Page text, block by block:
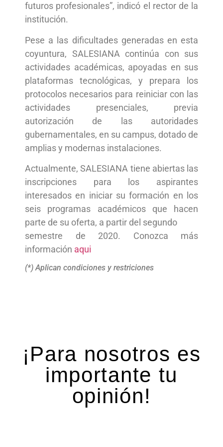
futuros profesionales”, indicó el rector de la
institución.
Pese a las dificultades generadas en esta
coyuntura, SALESIANA continúa con sus
actividades académicas, apoyadas en sus
plataformas tecnológicas, y prepara los
protocolos necesarios para reiniciar con las
actividades presenciales, previa
autorización de las autoridades
gubernamentales, en su campus, dotado de
amplias y modernas instalaciones.
Actualmente, SALESIANA tiene abiertas las
inscripciones para los aspirantes
interesados en iniciar su formación en los
seis programas académicos que hacen
parte de su oferta, a partir del segundo
semestre de 2020. Conozca más
información aqui
(*) Aplican condiciones y restriciones
¡Para nosotros es
importante tu
opinión!